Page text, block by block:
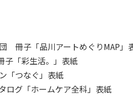
冊子「品川アートめぐりMAP」
「彩生活。」表紙
「つなぐ」表紙
ログ「ホームケア全科」表紙